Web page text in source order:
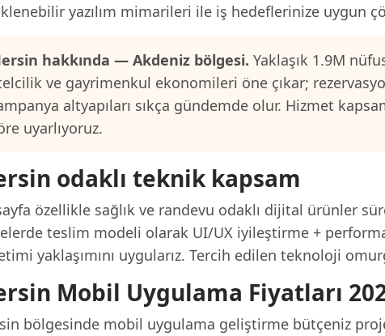
yazılım mimarileri ile iş hedeflerinize uygun
hakkında — Akdeniz bölgesi. Yaklaşık 1.9M
ve gayrimenkul ekonomileri öne çıkar;
altyapıları sıkça gündemde olur. Hizmet
uyarlıyoruz.
odaklı teknik kapsam
özellikle sağlık ve randevu odaklı dijital ürünler
teslim modeli olarak UI/UX iyileştirme +
yaklaşımını uygularız. Tercih edilen teknoloji
Mobil Uygulama Fiyatları
bölgesinde mobil uygulama geliştirme bütçeniz